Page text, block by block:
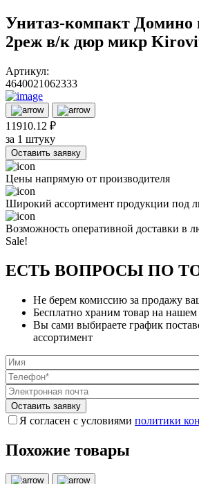
Унитаз-компакт Домино
2реж в/к дюр микр
Артикул:
4640021062333
11910.12 ₽
за 1 штуку
Оставить заявку
Цены напрямую от производителя
Широкий ассортимент продукции под
Возможность оперативной доставки в
Sale!
ЕСТЬ ВОПРОСЫ ПО
Не берем комиссию за продажу
Бесплатно храним товар на нашем
Вы сами выбираете график
ассортимент
Я согласен с условиями политики
Похожие товары